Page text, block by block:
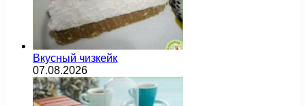
Вкусный чизкейк
07.08.2026